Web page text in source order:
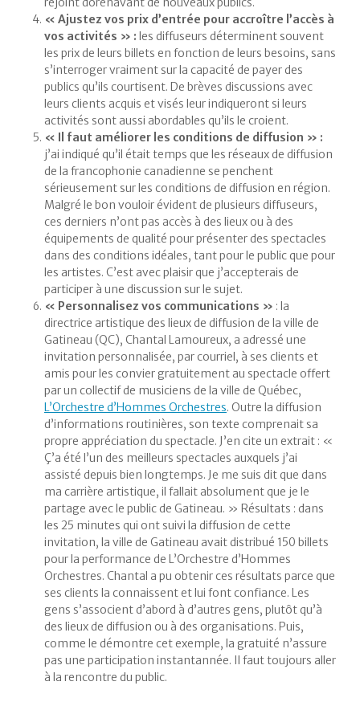
« Ajustez vos prix d’entrée pour accroître l’accès à
vos activités » : les diffuseurs déterminent souvent
les prix de leurs billets en fonction de leurs besoins, sans
s’interroger vraiment sur la capacité de payer des
publics qu’ils courtisent. De brèves discussions avec
leurs clients acquis et visés leur indiqueront si leurs
activités sont aussi abordables qu’ils le croient.
« Il faut améliorer les conditions de diffusion » :
j’ai indiqué qu’il était temps que les réseaux de diffusion
de la francophonie canadienne se penchent
sérieusement sur les conditions de diffusion en région.
Malgré le bon vouloir évident de plusieurs diffuseurs,
ces derniers n’ont pas accès à des lieux ou à des
équipements de qualité pour présenter des spectacles
dans des conditions idéales, tant pour le public que pour
les artistes. C’est avec plaisir que j’accepterais de
participer à une discussion sur le sujet.
« Personnalisez vos communications » : la
directrice artistique des lieux de diffusion de la ville de
Gatineau (QC), Chantal Lamoureux, a adressé une
invitation personnalisée, par courriel, à ses clients et
amis pour les convier gratuitement au spectacle offert
par un collectif de musiciens de la ville de Québec,
L’Orchestre d’Hommes Orchestres. Outre la diffusion
d’informations routinières, son texte comprenait sa
propre appréciation du spectacle. J’en cite un extrait : «
Ç’a été l’un des meilleurs spectacles auxquels j’ai
assisté depuis bien longtemps. Je me suis dit que dans
ma carrière artistique, il fallait absolument que je le
partage avec le public de Gatineau. » Résultats : dans
les 25 minutes qui ont suivi la diffusion de cette
invitation, la ville de Gatineau avait distribué 150 billets
pour la performance de L’Orchestre d’Hommes
Orchestres. Chantal a pu obtenir ces résultats parce que
ses clients la connaissent et lui font confiance. Les
gens s’associent d’abord à d’autres gens, plutôt qu’à
des lieux de diffusion ou à des organisations. Puis,
comme le démontre cet exemple, la gratuité n’assure
pas une participation instantannée. Il faut toujours aller
à la rencontre du public.